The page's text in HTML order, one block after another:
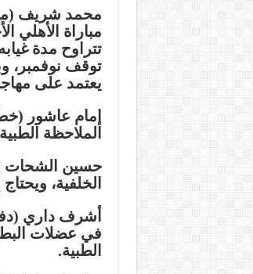
محمد شريف
مباراة الأهلي
تتراوح مدة
توقف نوفمبر،
يعتمد على
الملاحظة
حسين الشحات
الخلفية،
أشرف داري
في عضلات
الطبية.